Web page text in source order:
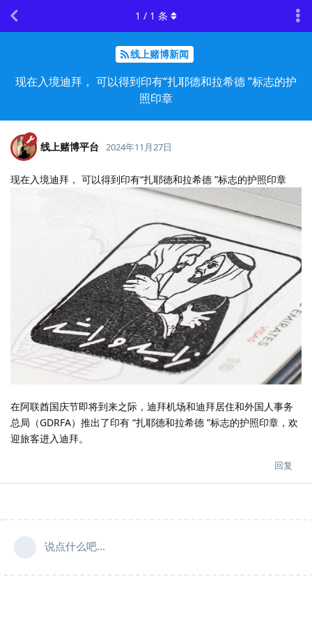
线上赌博新闻
现在入境迪拜， 可以得到印有“扎耶德和拉希德 ”标志的护
照印章
1 / 1 条
线上赌博平台 2024年11月27日
现在入境迪拜， 可以得到印有“扎耶德和拉希德 ”标志的护照印章
在阿联酋国庆节即将到来之际，迪拜机场和迪拜居住和外国人事务
总局（GDRFA）推出了印有 “扎耶德和拉希德 ”标志的护照印章，欢
迎旅客进入迪拜。
回复
说点什么吧...